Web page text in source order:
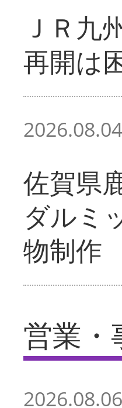
ＪＲ
再開は
2026.08.04
佐賀県
ダルミ
物制作
営業・
2026.08.06